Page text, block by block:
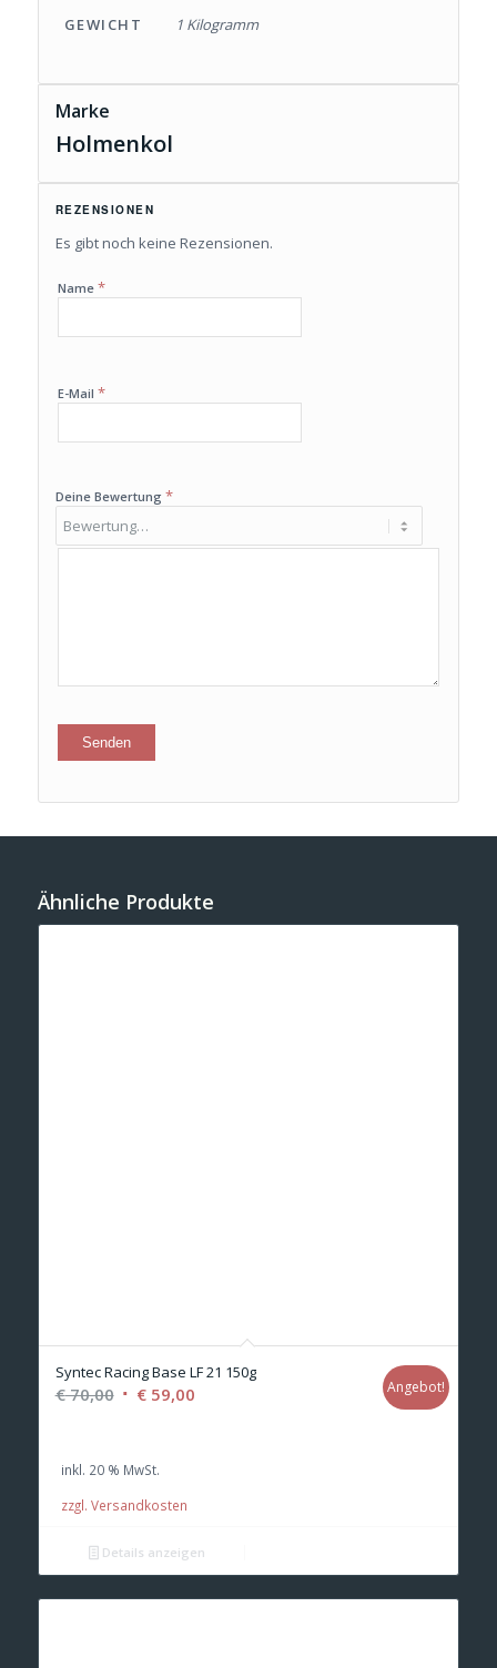
GEWICHT 1 Kilogramm
Marke
Holmenkol
REZENSIONEN
Es gibt noch keine Rezensionen.
Name *
E-Mail *
Deine Bewertung *
Ähnliche Produkte
Syntec Racing Base LF 21 150g
€70,00 Ursprünglicher
€ 70,00
€59,00Aktueller
Angebot!
inkl. 20 % MwSt.
zzgl. Versandkosten
Details anzeigen